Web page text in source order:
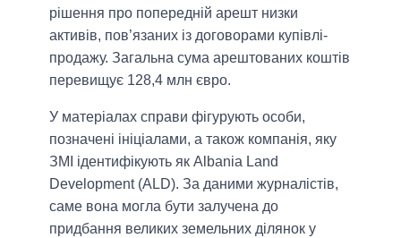
рішення про попередній арешт низки
активів, пов’язаних із договорами купівлі-
продажу. Загальна сума арештованих коштів
перевищує 128,4 млн євро.
У матеріалах справи фігурують особи,
позначені ініціалами, а також компанія, яку
ЗМІ ідентифікують як Albania Land
Development (ALD). За даними журналістів,
саме вона могла бути залучена до
придбання великих земельних ділянок у